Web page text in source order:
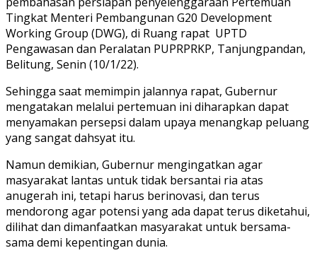
Tingkat Menteri Pembangunan G20 Development
Working Group (DWG), di Ruang rapat UPTD
Pengawasan dan Peralatan PUPRPRKP, Tanjungpandan,
Belitung, Senin (10/1/22).
Sehingga saat memimpin jalannya rapat, Gubernur
mengatakan melalui pertemuan ini diharapkan dapat
menyamakan persepsi dalam upaya menangkap peluang
yang sangat dahsyat itu.
Namun demikian, Gubernur mengingatkan agar
masyarakat lantas untuk tidak bersantai ria atas
anugerah ini, tetapi harus berinovasi, dan terus
mendorong agar potensi yang ada dapat terus diketahui,
dilihat dan dimanfaatkan masyarakat untuk bersama-
sama demi kepentingan dunia.